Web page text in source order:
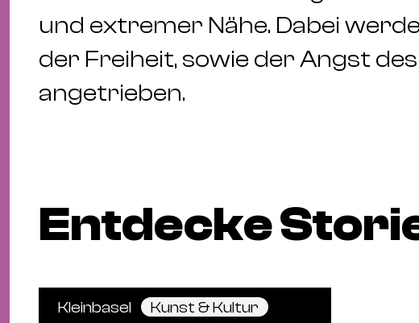
und extremer Nähe. Dabei
der Freiheit, sowie der Angst
angetrieben.
Entdecke
Kleinbasel Kunst & Kultur